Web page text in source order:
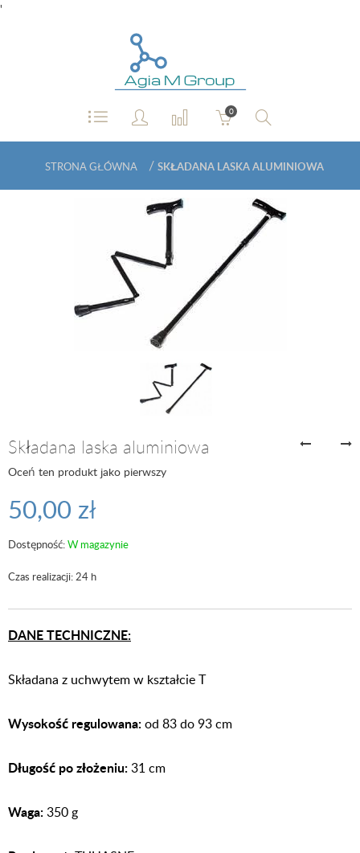
'
0
STRONA GŁÓWNA / SKŁADANA LASKA ALUMINIOWA
Składana laska aluminiowa
Oceń ten produkt jako pierwszy
50,00 zł
Dostępność:W magazynie
Czas realizacji: 24 h
DANE TECHNICZNE:
Składana z uchwytem w kształcie T
Wysokość regulowana:od 83 do 93 cm
Długość po złożeniu:31 cm
Waga:350 g